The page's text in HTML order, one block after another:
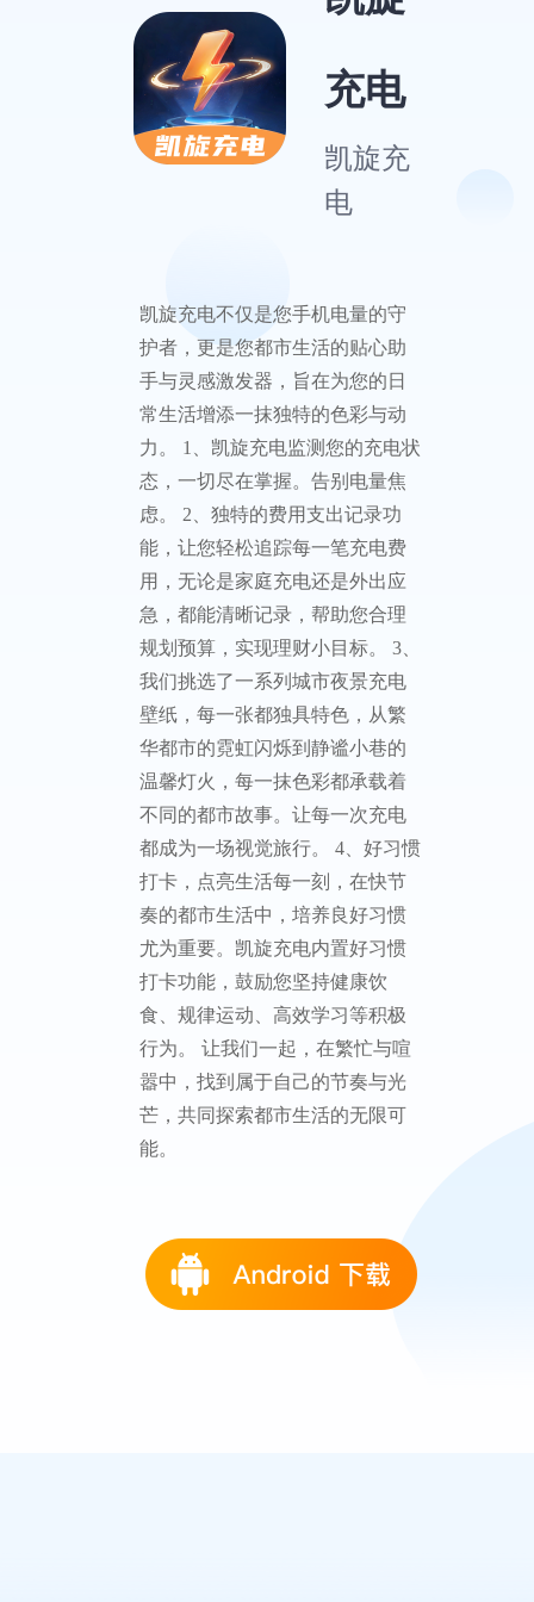
充电
凯旋充
电
凯旋充电不仅是您手机电量的守
护者，更是您都市生活的贴心助
手与灵感激发器，旨在为您的日
常生活增添一抹独特的色彩与动
力。 1、凯旋充电监测您的充电状
态，一切尽在掌握。告别电量焦
虑。 2、独特的费用支出记录功
能，让您轻松追踪每一笔充电费
用，无论是家庭充电还是外出应
急，都能清晰记录，帮助您合理
规划预算，实现理财小目标。 3、
我们挑选了一系列城市夜景充电
壁纸，每一张都独具特色，从繁
华都市的霓虹闪烁到静谧小巷的
温馨灯火，每一抹色彩都承载着
不同的都市故事。让每一次充电
都成为一场视觉旅行。 4、好习惯
打卡，点亮生活每一刻，在快节
奏的都市生活中，培养良好习惯
尤为重要。凯旋充电内置好习惯
打卡功能，鼓励您坚持健康饮
食、规律运动、高效学习等积极
行为。 让我们一起，在繁忙与喧
嚣中，找到属于自己的节奏与光
芒，共同探索都市生活的无限可
能。